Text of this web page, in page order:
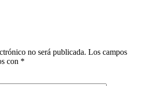
no será publicada. Los campos
con *